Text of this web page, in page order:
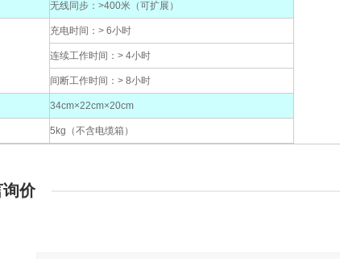
无线同步：>400米（可扩展）
充电时间：> 6小时
连续工作时间：> 4小时
间断工作时间：> 8小时
34cm×22cm×20cm
5kg（不含电缆箱）
询价